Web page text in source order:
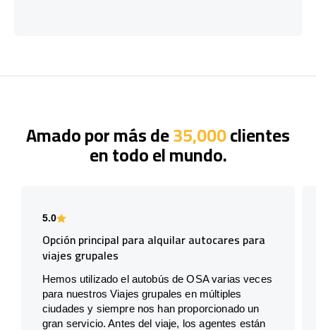
Amado por más de35,000clientes
en todo el mundo.
5.0
Opción principal para alquilar autocares para
viajes grupales
Hemos utilizado el autobús de OSA varias veces
para nuestros Viajes grupales en múltiples
ciudades y siempre nos han proporcionado un
gran servicio. Antes del viaje, los agentes están